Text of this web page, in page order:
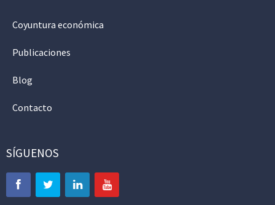
Coyuntura económica
Publicaciones
Blog
Contacto
SÍGUENOS